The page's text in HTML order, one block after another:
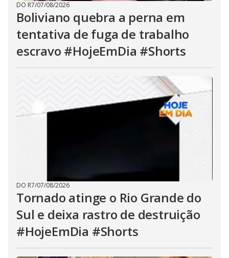
DO R7/07/08/2026
Boliviano quebra a perna em
tentativa de fuga de trabalho
escravo #HojeEmDia #Shorts
DO R7/07/08/2026
Tornado atinge o Rio Grande do
Sul e deixa rastro de destruição
#HojeEmDia #Shorts